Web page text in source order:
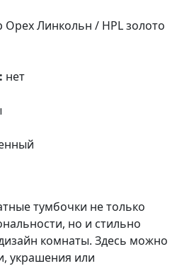
Орех Линкольн / HPL золото
нет
тумбочки не только
но и стильно
комнаты. Здесь можно
украшения или